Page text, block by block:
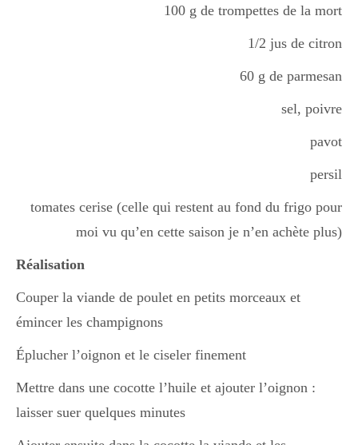
cupcake
apéro
100 g de trompettes de la mort
1/2 jus de citron
60 g de parmesan
sel, poivre
pavot
persil
tomates cerise (celle qui restent au fond du frigo pour
moi vu qu’en cette saison je n’en achète plus)
Réalisation
Couper la viande de poulet en petits morceaux et
émincer les champignons
Éplucher l’oignon et le ciseler finement
Mettre dans une cocotte l’huile et ajouter l’oignon :
laisser suer quelques minutes